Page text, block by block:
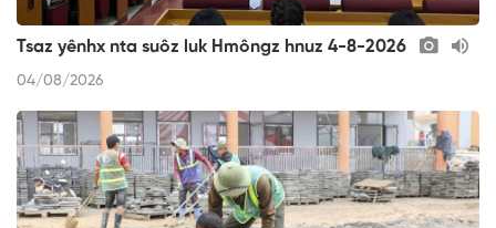
Tsaz yênhx nta suôz luk Hmôngz hnuz 4-8-2026
04/08/2026